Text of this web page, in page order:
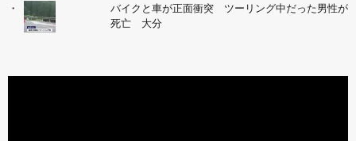
バイクと車が正面衝突 ツーリング中だった男性が
死亡 大分
動